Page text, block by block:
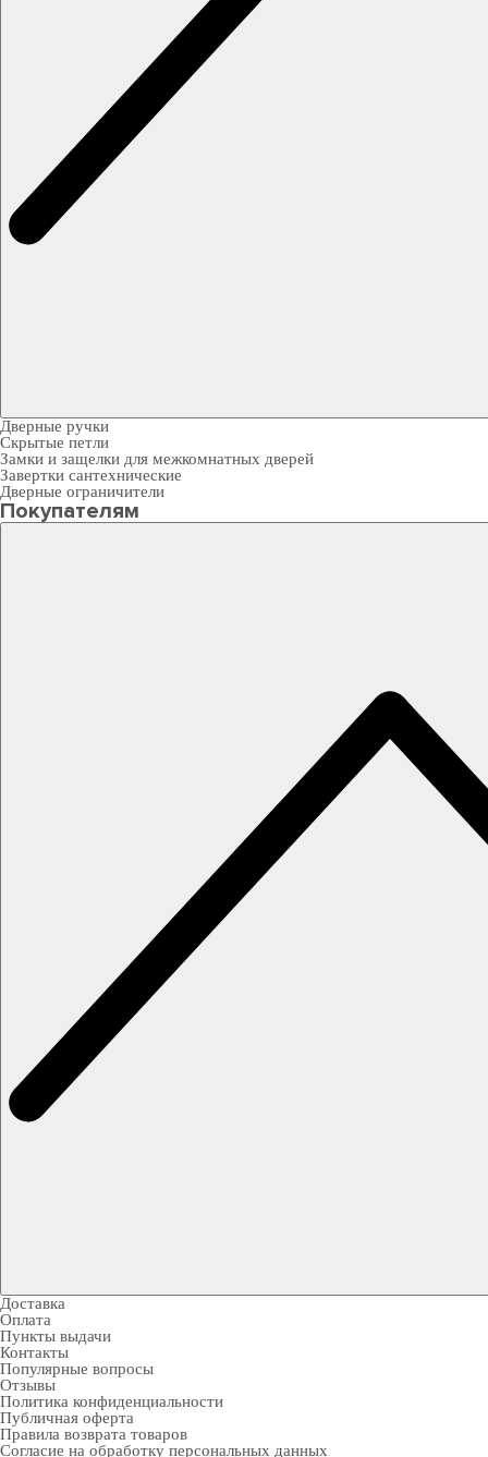
Дверные ручки
Скрытые петли
Замки и защелки для межкомнатных дверей
Завертки сантехнические
Дверные ограничители
Покупателям
Доставка
Оплата
Пункты выдачи
Контакты
Популярные вопросы
Отзывы
Политика конфиденциальности
Публичная оферта
Правила возврата товаров
Согласие на обработку персональных данных